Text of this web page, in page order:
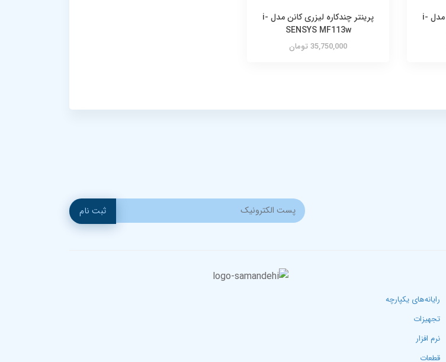
پرینتر چندکاره لیزری کانن مدل i-
پرینتر چندکاره لیزری کانن مدل i-
SENSYS MF113w
35,750,000 تومان
ثبت نام
رایانه‌های یکپارچه
تجهیزات
نرم افزار
قطعات